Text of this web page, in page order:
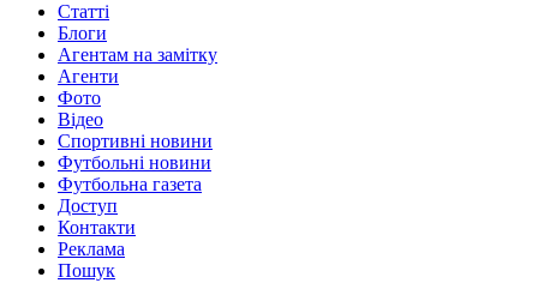
Статті
Блоги
Агентам на замітку
Агенти
Фото
Відео
Спортивні новини
Футбольні новини
Футбольна газета
Доступ
Контакти
Реклама
Пошук